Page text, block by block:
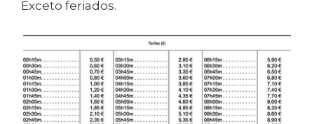
Exceto feriados.